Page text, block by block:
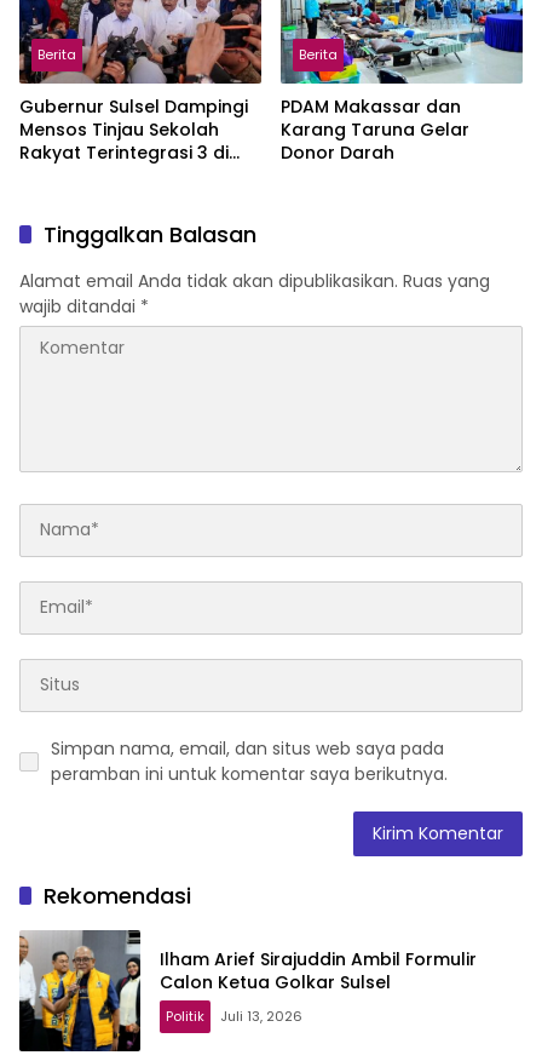
Berita
Gubernur Sulsel Dampingi
Mensos Tinjau Sekolah
Rakyat Terintegrasi 3 di
Berita
PDAM Makassar dan
Karang Taruna Gelar
Donor Darah
Tinggalkan Balasan
Alamat email Anda tidak akan dipublikasikan. Ruas yang
wajib ditandai *
Simpan nama, email, dan situs web saya pada
peramban ini untuk komentar saya berikutnya.
Rekomendasi
Ilham Arief Sirajuddin Ambil Formulir
Calon Ketua Golkar Sulsel
Politik Juli 13, 2026